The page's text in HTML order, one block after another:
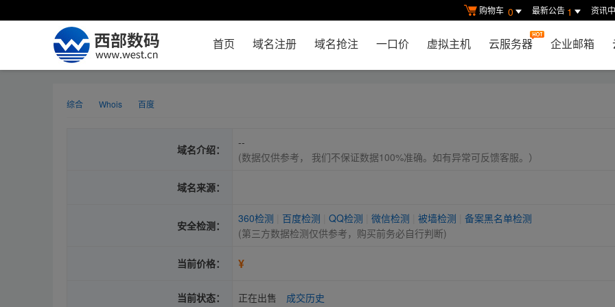
购物车 0 最新公告 1 资讯
首页 域名注册 域名抢注 一口价 虚拟主机 云服务器 企业邮箱
综合 Whois 百度
域名介绍：
--
(数据仅供参考， 我们不保证数据100%准确。如有异常可反馈客服。）
域名来源：
安全检测：
360检测 百度检测 QQ检测 微信检测 被墙检测
备案黑名单检测
(第三方数据检测仅供参考，购买前务必自行判断)
当前价格： ¥
当前状态： 正在出售 成交历史